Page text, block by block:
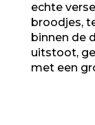
echte
broodjes,
binnen de
uitstoot,
met een